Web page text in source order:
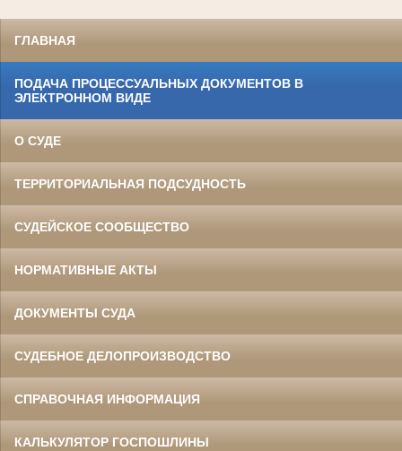
ГЛАВНАЯ
ПОДАЧА ПРОЦЕССУАЛЬНЫХ ДОКУМЕНТОВ В
ЭЛЕКТРОННОМ ВИДЕ
О СУДЕ
ТЕРРИТОРИАЛЬНАЯ ПОДСУДНОСТЬ
СУДЕЙСКОЕ СООБЩЕСТВО
НОРМАТИВНЫЕ АКТЫ
ДОКУМЕНТЫ СУДА
СУДЕБНОЕ ДЕЛОПРОИЗВОДСТВО
СПРАВОЧНАЯ ИНФОРМАЦИЯ
КАЛЬКУЛЯТОР ГОСПОШЛИНЫ